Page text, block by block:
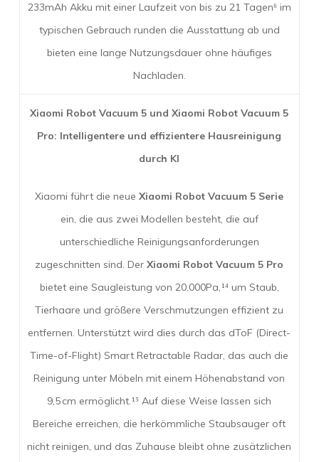
233mAh Akku mit einer Laufzeit von bis zu 21 Tagen⁶ im
typischen Gebrauch runden die Ausstattung ab und
bieten eine lange Nutzungsdauer ohne häufiges
Nachladen.
Xiaomi Robot Vacuum 5 und Xiaomi Robot Vacuum 5
Pro: Intelligentere und effizientere Hausreinigung
durch KI
Xiaomi führt die neueXiaomi Robot Vacuum 5 Serie
ein, die aus zwei Modellen besteht, die auf
unterschiedliche Reinigungsanforderungen
zugeschnitten sind. DerXiaomi Robot Vacuum 5 Pro
bietet eine Saugleistung von 20.000Pa,¹⁴ um Staub,
Tierhaare und größere Verschmutzungen effizient zu
entfernen. Unterstützt wird dies durch das dToF (Direct-
Time-of-Flight) Smart Retractable Radar, das auch die
Reinigung unter Möbeln mit einem Höhenabstand von
9,5 cm ermöglicht.¹⁵ Auf diese Weise lassen sich
Bereiche erreichen, die herkömmliche Staubsauger oft
nicht reinigen, und das Zuhause bleibt ohne zusätzlichen